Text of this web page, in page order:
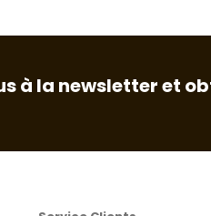
à la newsletter et